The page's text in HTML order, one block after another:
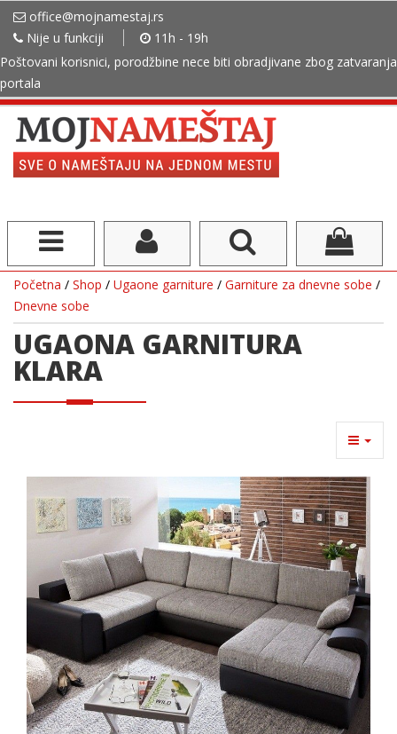
office@mojnamestaj.rs
Nije u funkciji
11h - 19h
Poštovani korisnici, porodžbine nece biti obradjivane zbog zatvaranja
portala
Početna / Shop / Ugaone garniture / Garniture za dnevne sobe /
Dnevne sobe
UGAONA GARNITURA
KLARA